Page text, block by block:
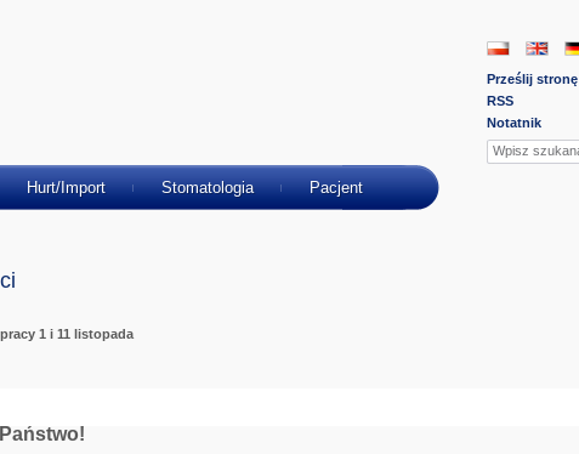
Prześlij stronę
RSS
Notatnik
Hurt/Import Stomatologia Pacjent
1 i 11 listopada